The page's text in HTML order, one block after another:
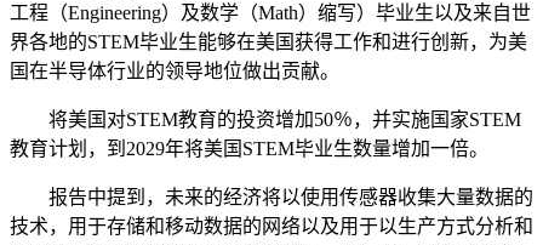
工程（Engineering）及数学（Math）缩写）毕业生以及来自世
界各地的STEM毕业生能够在美国获得工作和进行创新，为美
国在半导体行业的领导地位做出贡献。
将美国对STEM教育的投资增加50％，并实施国家STEM
教育计划，到2029年将美国STEM毕业生数量增加一倍。
报告中提到，未来的经济将以使用传感器收集大量数据的
技术，用于存储和移动数据的网络以及用于以生产方式分析和